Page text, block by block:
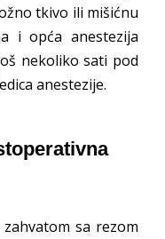
tkivo ili mišićnu
i opća anestezija
nekoliko sati pod
anestezije.
sa rezom